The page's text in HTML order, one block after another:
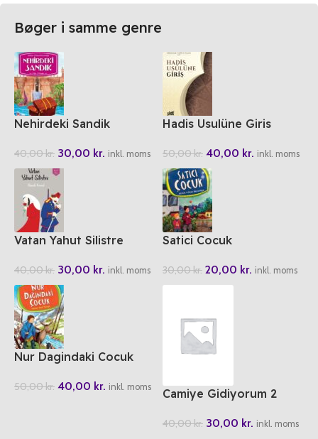
Bøger i samme genre
Nehirdeki Sandik
40,00kr. 30,00 kr. inkl. moms
Hadis Usulüne Giris
50,00kr. 40,00 kr. inkl. moms
Vatan Yahut Silistre
40,00kr. 30,00 kr. inkl. moms
Satici Cocuk
30,00kr. 20,00 kr. inkl. moms
Nur Dagindaki Cocuk
50,00kr. 40,00 kr. inkl. moms Camiye Gidiyorum 2
40,00kr. 30,00 kr. inkl. moms